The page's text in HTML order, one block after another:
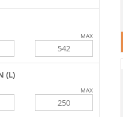
MAX
(L)
MAX